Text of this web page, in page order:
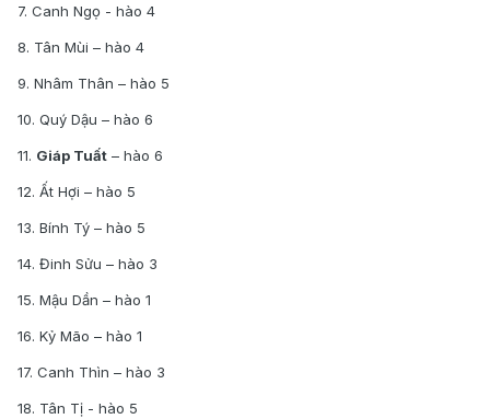
7. Canh Ngọ - hào 4
8. Tân Mùi – hào 4
9. Nhâm Thân – hào 5
10. Quý Dậu – hào 6
11. Giáp Tuất – hào 6
12. Ất Hợi – hào 5
13. Bính Tý – hào 5
14. Đinh Sửu – hào 3
15. Mậu Dần – hào 1
16. Kỷ Mão – hào 1
17. Canh Thìn – hào 3
18. Tân Tị - hào 5